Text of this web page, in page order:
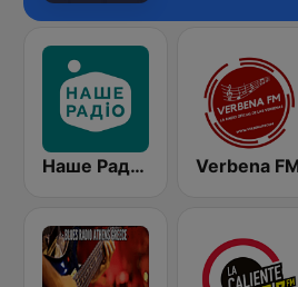
Наше Радио (Nashe Radio) 107.9 Verbena